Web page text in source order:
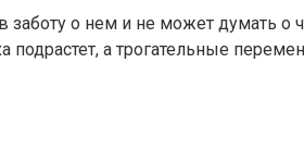
о нем и не может думать о
а трогательные